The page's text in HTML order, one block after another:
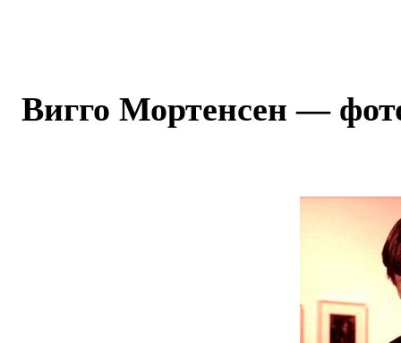
Вигго Мортенсен —